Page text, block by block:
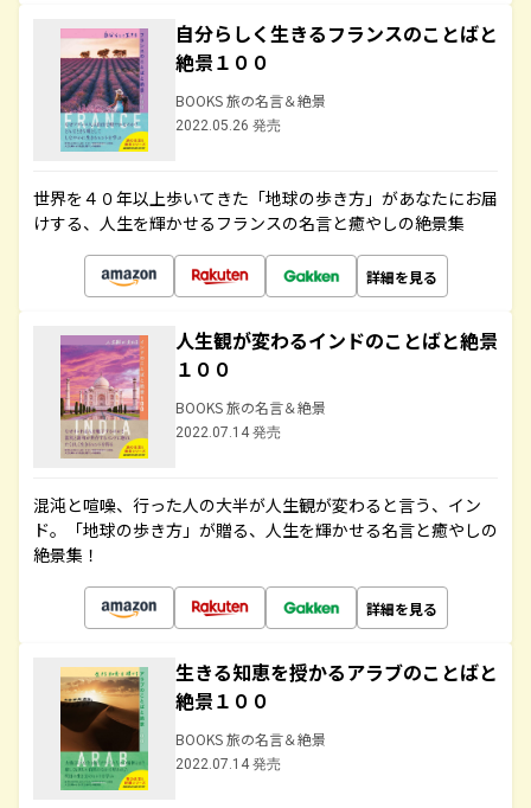
自分らしく生きるフランスのことばと
絶景１００
BOOKS 旅の名言＆絶景
2022.05.26 発売
世界を４０年以上歩いてきた「地球の歩き方」があなたにお届
けする、人生を輝かせるフランスの名言と癒やしの絶景集
詳細を見る
人生観が変わるインドのことばと絶景
１００
BOOKS 旅の名言＆絶景
2022.07.14 発売
混沌と喧噪、行った人の大半が人生観が変わると言う、イン
ド。「地球の歩き方」が贈る、人生を輝かせる名言と癒やしの
絶景集！
詳細を見る
生きる知恵を授かるアラブのことばと
絶景１００
BOOKS 旅の名言＆絶景
2022.07.14 発売